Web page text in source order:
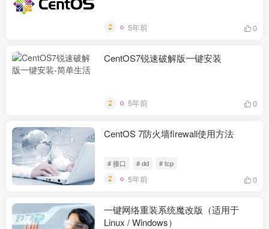
5年前 0
CentOS7锐速破解版一键安装
5年前 0
CentOS 7防火墙firewall使用方法
# 接口 # dd # tcp
5年前 0
一键网络重装系统魔改版（适用于
Linux / Windows）